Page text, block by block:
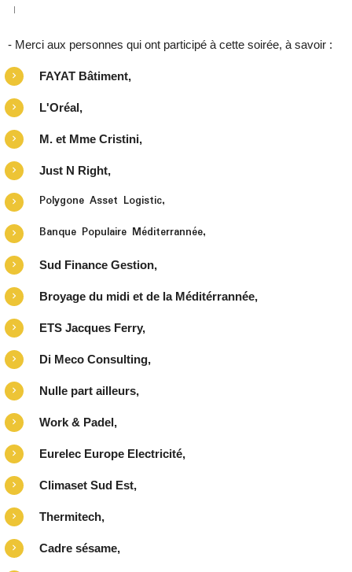
- Merci aux personnes qui ont participé à cette soirée, à savoir :
FAYAT Bâtiment,
L'Oréal,
M. et Mme Cristini,
Just N Right,
Polygone Asset Logistic,
Banque Populaire Méditerrannée,
Sud Finance Gestion,
Broyage du midi et de la Méditérrannée,
ETS Jacques Ferry,
Di Meco Consulting,
Nulle part ailleurs,
Work & Padel,
Eurelec Europe Electricité,
Climaset Sud Est,
Thermitech,
Cadre sésame,